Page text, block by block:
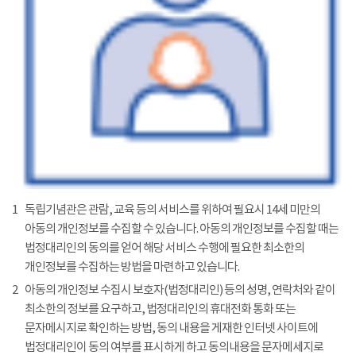
1 독립기념관은 관람, 교육 등의 서비스를 위하여 필요시 14세 미만의
아동의 개인정보를 수집할 수 있습니다. 아동의 개인정보를 수집할 때는
법정대리인의 동의를 얻어 해당 서비스 수행에 필요한 최소한의
개인정보를 수집하는 방법을 마련하고 있습니다.
2 아동의 개인정보 수집시 보호자(법정대리인) 등의 성명, 연락처와 같이
최소한의 정보를 요구하고, 법정대리인의 휴대전화 통화 또는
문자메시지로 확인하는 방법, 동의 내용을 게재한 인터넷 사이트에
법정대리인이 동의 여부를 표시하게 하고 동의내용을 문자메세지로